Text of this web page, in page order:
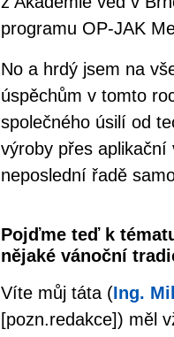
programu OP-JAK
No a hrdý jsem na
úspěchům v tomto
společného úsilí od
výroby přes aplikační
neposlední řadě
Pojďme teď k
nějaké vánoční
Víte můj táta (Ing.
[pozn.redakce]) měl